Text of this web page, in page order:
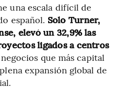
una escala difícil de
español. Solo Turner,
elevó un 32,9% las
ligados a centros
que más capital
expansión global de